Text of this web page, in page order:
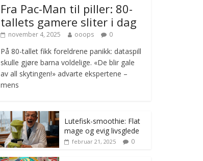
nullvisjon for nedbør
juni 23, 2026
No
Comments
Fra Pac-Man til piller: 80-
tallets gamere sliter i dag
november 4, 2025 ooops 0
På 80-tallet fikk foreldrene panikk: dataspill
skulle gjøre barna voldelige. «De blir gale
av all skytingen!» advarte ekspertene –
mens
Lutefisk-smoothie: Flat
mage og evig livsglede
februar 21, 2025 0